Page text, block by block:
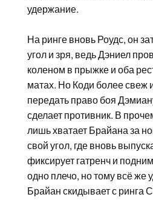
удержание.
На ринге вновь Роудс, он
угол и зря, ведь Дэниел
коленом в прыжке и оба
матах. Но Коди более свеж
передать право боя
сделает противник. В
лишь хватает Брайана за
свой угол, где вновь
фиксирует гатренч и
одно плечо, но тому всё же
Брайан скидывает с ринга